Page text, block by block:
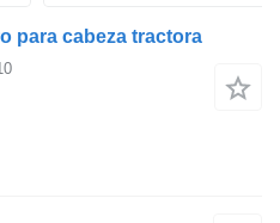
para cabeza tractora